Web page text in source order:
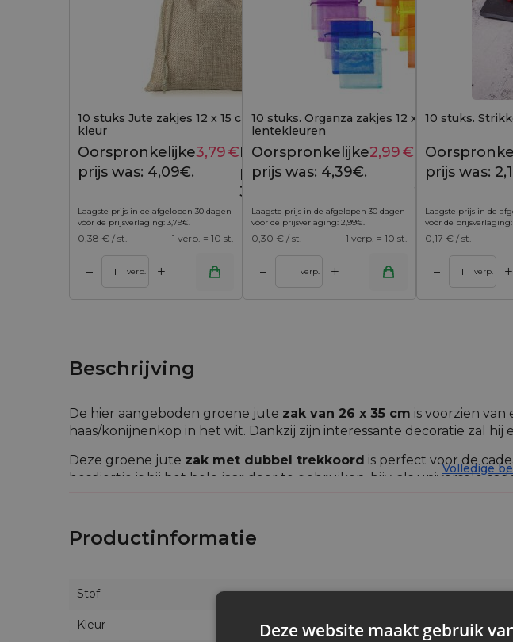
10 stuks Jute zakjes 12 x 15 cm - natuurlijke
kleur
4,09 €
Oorspronkelijke
prijs was: 4,09€.
3,79€Huidige
prijs is:
3,79€.
Laagste prijs in de afgelopen 30 dagen
vóór de prijsverlaging: 3,79€
0,38 € / st. 1 verp. = 10 st.
– verp. +
10 stuks. Organza zakjes 12 x 15 cm - mix van
lentekleuren
4,39 €
Oorspronkelijke
prijs was: 4,39€.
2,99€ Huidige
prijs is:
2,99€.
Laagste prijs in de afgelopen 30 dagen
vóór de prijsverlaging: 2,99€
0,30 € / st. 1 verp. = 10 st.
– verp. +
10 stuks.
prijs was:
Laagste prijs in de
vóór de prijsverlaging:
0,17 € / st.
– verp. +
Toevoegen aan winkelwagen Toevoegen aan winkelwagen Toevoegen
Beschrijving
De hier aangeboden groene jute zak van 26 x 35 cm is voorzien van
haas/konijnenkop in het wit. Dankzij zijn interessante decoratie zal
Deze groene jute zak met dubbel trekkoord is perfect voor de
bosdiertje is hij het hele jaar door te gebruiken, bijv. als universele
foto's getoonde plaats.
Volledige
Productinformatie
Stof
Kleur Deze website maakt gebruik